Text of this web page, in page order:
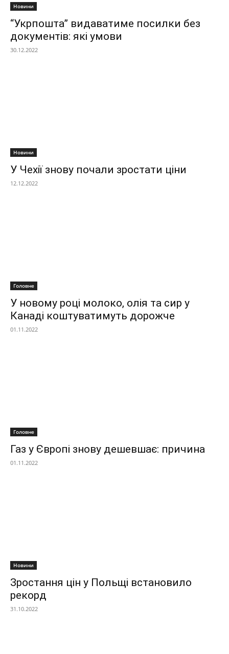
Новини
“Укрпошта” видаватиме посилки без
документів: які умови
30.12.2022
Новини
У Чехії знову почали зростати ціни
12.12.2022
Головне
У новому році молоко, олія та сир у
Канаді коштуватимуть дорожче
01.11.2022
Головне
Газ у Європі знову дешевшає: причина
01.11.2022
Новини
Зростання цін у Польщі встановило
рекорд
31.10.2022